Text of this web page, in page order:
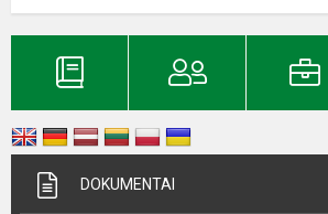
DOKUMENTAI